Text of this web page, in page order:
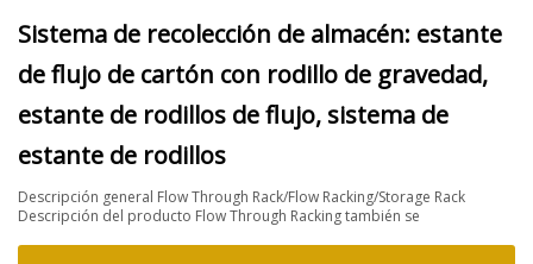
Sistema de recolección de almacén: estante
de flujo de cartón con rodillo de gravedad,
estante de rodillos de flujo, sistema de
estante de rodillos
Descripción general Flow Through Rack/Flow Racking/Storage Rack
Descripción del producto Flow Through Racking también se